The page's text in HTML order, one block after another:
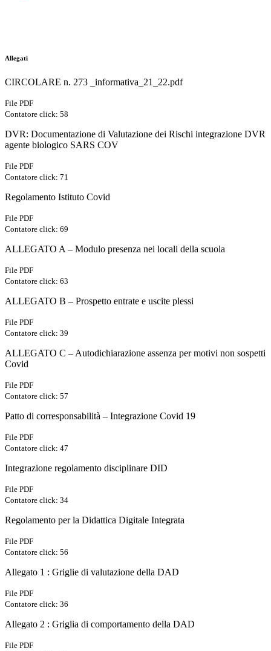
Allegati
CIRCOLARE n. 273 _informativa_21_22.pdf
File PDF
Contatore click: 58
DVR: Documentazione di Valutazione dei Rischi integrazione DVR
agente biologico SARS COV
File PDF
Contatore click: 71
Regolamento Istituto Covid
File PDF
Contatore click: 69
ALLEGATO A – Modulo presenza nei locali della scuola
File PDF
Contatore click: 63
ALLEGATO B – Prospetto entrate e uscite plessi
File PDF
Contatore click: 39
ALLEGATO C – Autodichiarazione assenza per motivi non sospetti
Covid
File PDF
Contatore click: 57
Patto di corresponsabilità – Integrazione Covid 19
File PDF
Contatore click: 47
Integrazione regolamento disciplinare DID
File PDF
Contatore click: 34
Regolamento per la Didattica Digitale Integrata
File PDF
Contatore click: 56
Allegato 1 : Griglie di valutazione della DAD
File PDF
Contatore click: 36
Allegato 2 : Griglia di comportamento della DAD
File PDF